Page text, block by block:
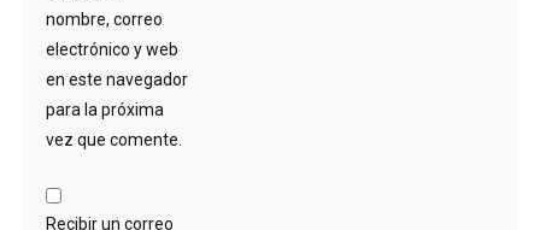
nombre, correo
electrónico y web
en este navegador
para la próxima
vez que comente.
Recibir un correo